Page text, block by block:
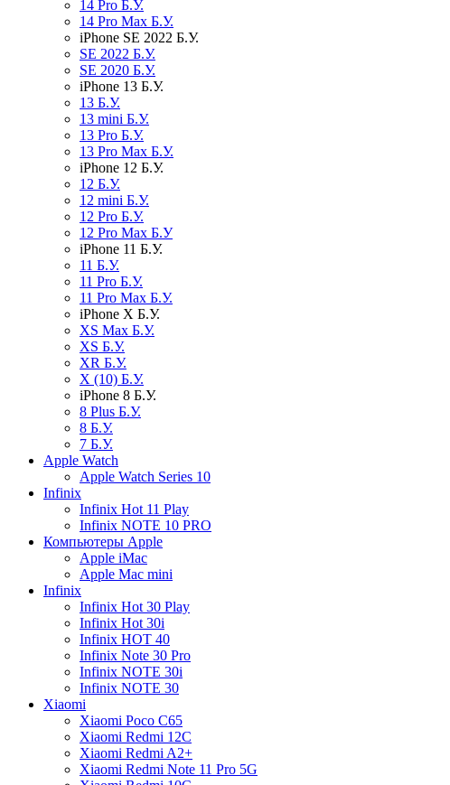
14 Pro Б.У.
14 Pro Max Б.У.
iPhone SE 2022 Б.У.
SE 2022 Б.У.
SE 2020 Б.У.
iPhone 13 Б.У.
13 Б.У.
13 mini Б.У.
13 Pro Б.У.
13 Pro Max Б.У.
iPhone 12 Б.У.
12 Б.У.
12 mini Б.У.
12 Pro Б.У.
12 Pro Max Б.У
iPhone 11 Б.У.
11 Б.У.
11 Pro Б.У.
11 Pro Max Б.У.
iPhone X Б.У.
XS Max Б.У.
XS Б.У.
XR Б.У.
X (10) Б.У.
iPhone 8 Б.У.
8 Plus Б.У.
8 Б.У.
7 Б.У.
Apple Watch
Apple Watch Series 10
Infinix
Infinix Hot 11 Play
Infinix NOTE 10 PRO
Компьютеры Apple
Apple iMac
Apple Mac mini
Infinix
Infinix Hot 30 Play
Infinix Hot 30i
Infinix HOT 40
Infinix Note 30 Pro
Infinix NOTE 30i
Infinix NOTE 30
Xiaomi
Xiaomi Poco C65
Xiaomi Redmi 12C
Xiaomi Redmi A2+
Xiaomi Redmi Note 11 Pro 5G